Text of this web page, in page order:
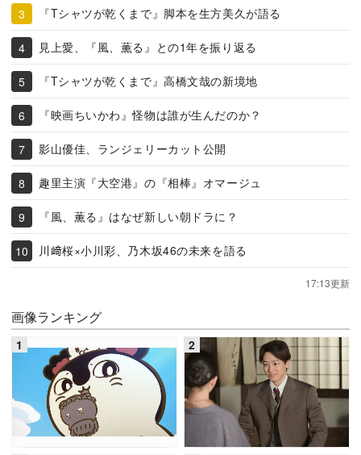
『Tシャツが乾くまで』脚本を生方美久が語る
見上愛、『風、薫る』との1年を振り返る
『Tシャツが乾くまで』高橋文哉の新境地
『映画ちいかわ』怪物は誰が生んだのか？
影山優佳、ランジェリーカット公開
趣里主演『大空港』の『相棒』オマージュ
『風、薫る』はなぜ新しい朝ドラに？
川﨑桜×小川彩、乃木坂46の未来を語る
17:13更新
画像ランキング